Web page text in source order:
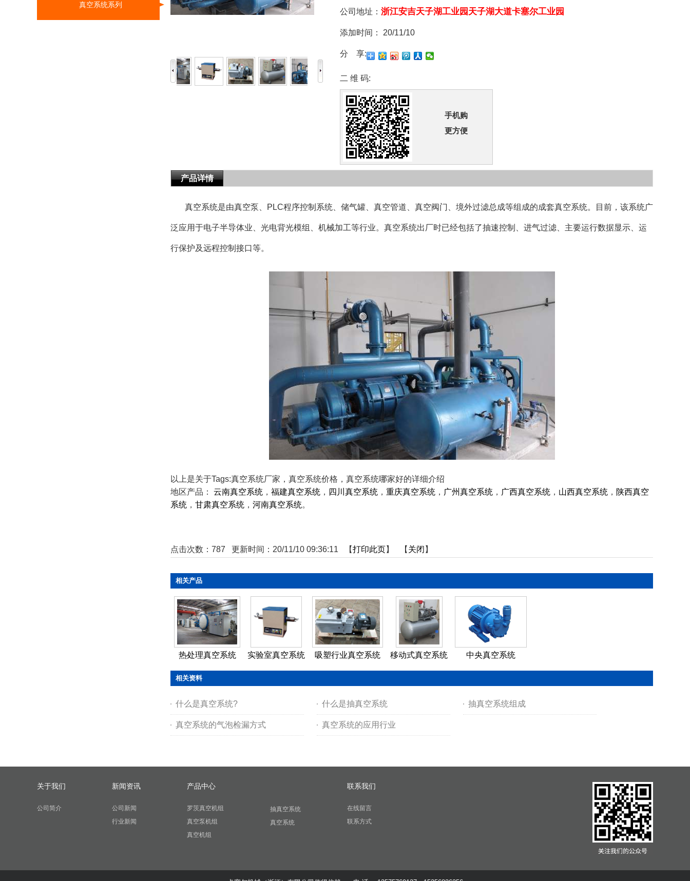
真空系统系列
公司地址： 浙江安吉天子湖工业园天子湖大道卡塞尔工业园
添加时间： 20/11/10
分 享:
二 维 码:
手机购
更方便
产品详情
真空系统是由真空泵、PLC程序控制系统、储气罐、真空管道、真空阀门、境外过滤总成等组成的成套真空系统。目前，该系统广
泛应用于电子半导体业、光电背光模组、机械加工等行业。真空系统出厂时已经包括了抽速控制、进气过滤、主要运行数据显示、运
行保护及远程控制接口等。
以上是关于Tags:真空系统厂家，真空系统价格，真空系统哪家好的详细介绍
地区产品： 云南真空系统 ， 福建真空系统 ， 四川真空系统 ， 重庆真空系统 ， 广州真空系统 ， 广西真空系统 ， 山西真空系统 ， 陕西真空
系统 ， 甘肃真空系统 ， 河南真空系统。
点击次数： 787 更新时间：20/11/10 09:36:11 【打印此页】 【 关闭 】
相关产品
热处理真空系统 实验室真空系统 吸塑行业真空系统 移动式真空系统 中央真空系统
相关资料
什么是真空系统? 什么是抽真空系统 抽真空系统组成
真空系统的气泡检漏方式 真空系统的应用行业
关于我们
公司简介
新闻资讯
公司新闻
行业新闻
产品中心
罗茨真空机组
真空泵机组
真空机组
抽真空系统
真空系统
联系我们
在线留言
联系方式